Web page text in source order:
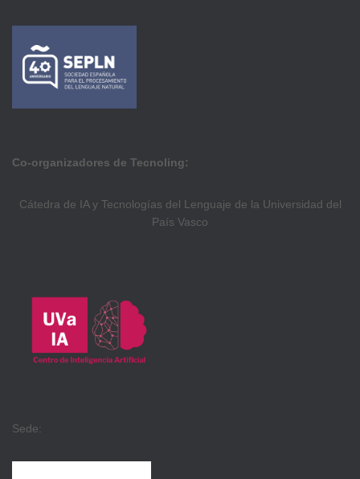
Co-organizadores de Tecnoling:
Cátedra de IA y Tecnologías del Lenguaje de la Universidad del
País Vasco
Sede: